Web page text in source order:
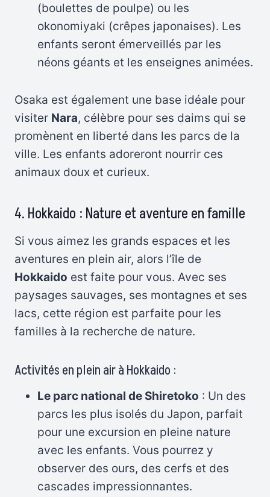
(boulettes de poulpe) ou les
okonomiyaki (crêpes japonaises). Les
enfants seront émerveillés par les
néons géants et les enseignes animées.
Osaka est également une base idéale pour
visiter Nara, célèbre pour ses daims qui se
promènent en liberté dans les parcs de la
ville. Les enfants adoreront nourrir ces
animaux doux et curieux.
4. Hokkaido : Nature et aventure en famille
Si vous aimez les grands espaces et les
aventures en plein air, alors l’île de
Hokkaido est faite pour vous. Avec ses
paysages sauvages, ses montagnes et ses
lacs, cette région est parfaite pour les
familles à la recherche de nature.
Activités en plein air à Hokkaido :
Le parc national de Shiretoko : Un des
parcs les plus isolés du Japon, parfait
pour une excursion en pleine nature
avec les enfants. Vous pourrez y
observer des ours, des cerfs et des
cascades impressionnantes.